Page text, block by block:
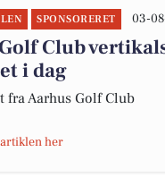
SPONSORERET 03-
Club
i dag
fra Aarhus Golf Club
her